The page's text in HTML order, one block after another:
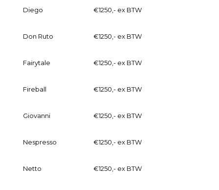
Diego €1250,- ex BTW
Don Ruto €1250,- ex BTW
Fairytale €1250,- ex BTW
Fireball €1250,- ex BTW
Giovanni €1250,- ex BTW
Nespresso €1250,- ex BTW
Netto €1250,- ex BTW